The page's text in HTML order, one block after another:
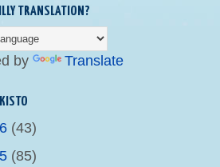
TRANSLATION?
by Translate
(43)
(85)